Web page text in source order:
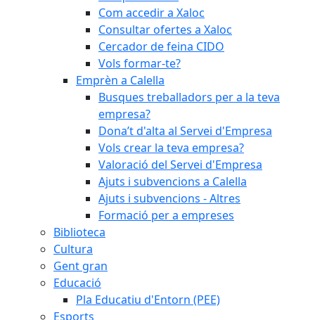
Com accedir a Xaloc
Consultar ofertes a Xaloc
Cercador de feina CIDO
Vols formar-te?
Emprèn a Calella
Busques treballadors per a la teva
empresa?
Dona’t d'alta al Servei d'Empresa
Vols crear la teva empresa?
Valoració del Servei d'Empresa
Ajuts i subvencions a Calella
Ajuts i subvencions - Altres
Formació per a empreses
Biblioteca
Cultura
Gent gran
Educació
Pla Educatiu d'Entorn (PEE)
Esports